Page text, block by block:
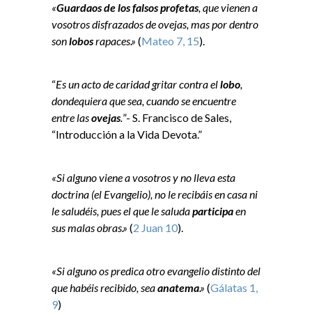
«Guardaos de los falsos profetas, que vienen a
vosotros disfrazados de ovejas, mas por dentro
sonlobosrapaces.» (Mateo 7, 15).
“Es un acto de caridad gritar contra ellobo,
dondequiera que sea, cuando se encuentre
entre lasovejas.”- S. Francisco de Sales,
“Introducción a la Vida Devota.”
«Si alguno viene a vosotros y no lleva esta
doctrina (el Evangelio), no le recibáis en casa ni
le saludéis, pues el que le saludaparticipaen
sus malas obras.» (2 Juan 10).
«Si alguno os predica otro evangelio distinto del
que habéis recibido, seaanatema.» (Gálatas 1,
9)